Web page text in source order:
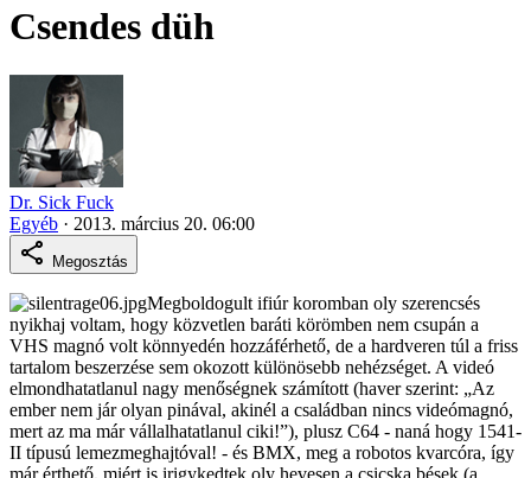
Csendes düh
Dr. Sick Fuck
Egyéb · 2013. március 20. 06:00
Megosztás
Megboldogult ifiúr koromban oly szerencsés
nyikhaj voltam, hogy közvetlen baráti körömben nem csupán a
VHS magnó volt könnyedén hozzáférhető, de a hardveren túl a friss
tartalom beszerzése sem okozott különösebb nehézséget. A videó
elmondhatatlanul nagy menőségnek számított (haver szerint: „Az
ember nem jár olyan pinával, akinél a családban nincs videómagnó,
mert az ma már vállalhatatlanul ciki!”), plusz C64 - naná hogy 1541-
II típusú lemezmeghajtóval! - és BMX, meg a robotos kvarcóra, így
már érthető, miért is irigykedtek oly hevesen a csicska bések (a